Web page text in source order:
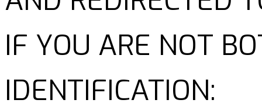
IF YOU ARE NOT
IDENTIFICATION: